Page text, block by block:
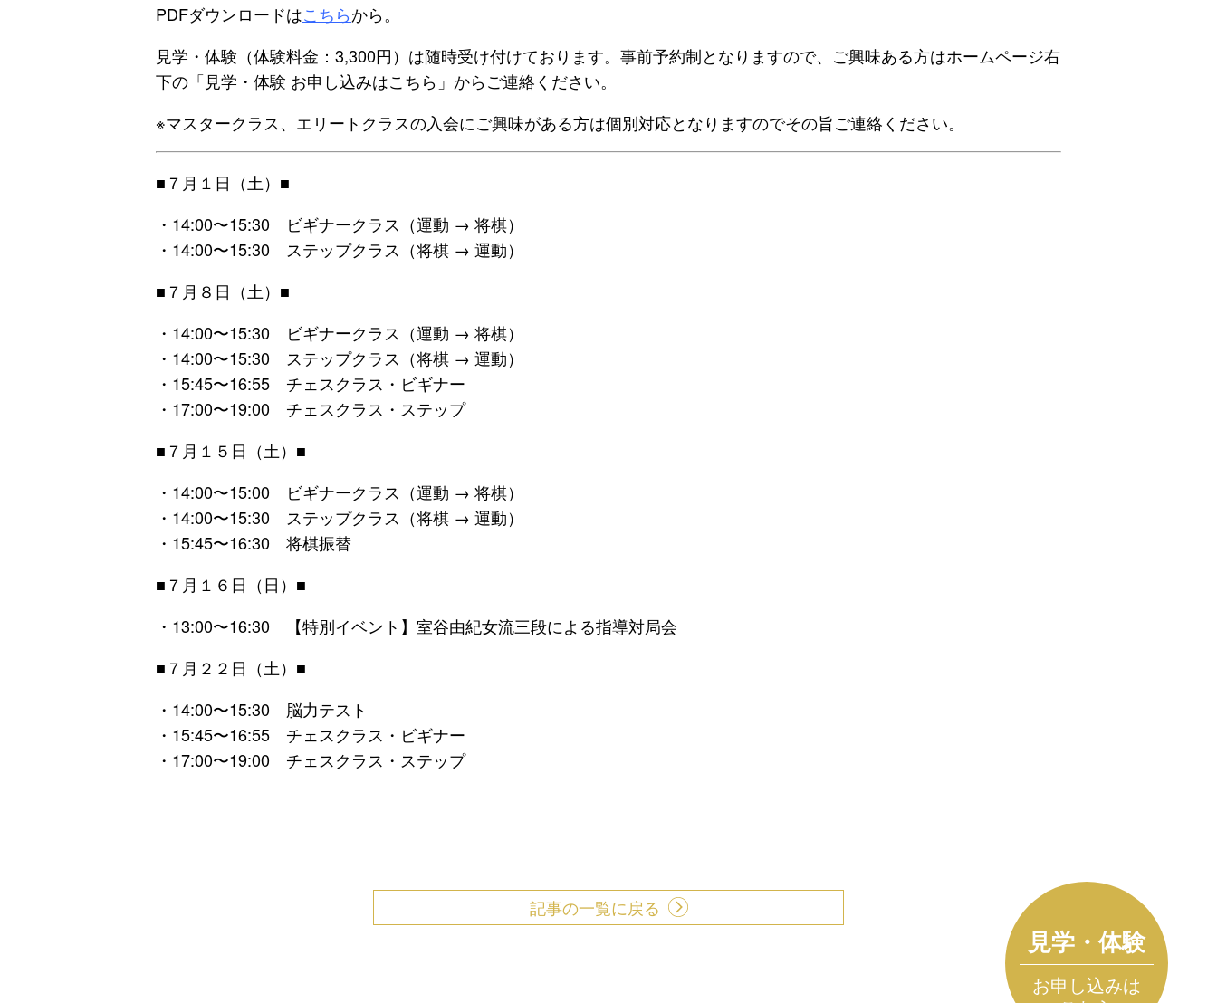
PDFダウンロードはこちらから。
見学・体験（体験料金：3,300円）は随時受け付けております。事前予約制となりますので、ご興味ある方はホームページ右
下の「見学・体験 お申し込みはこちら」からご連絡ください。
※マスタークラス、エリートクラスの入会にご興味がある方は個別対応となりますのでその旨ご連絡ください。
■７月１日（土）■
・14:00〜15:30 ビギナークラス（運動 → 将棋）
・14:00〜15:30 ステップクラス（将棋 → 運動）
■７月８日（土）■
・14:00〜15:30 ビギナークラス（運動 → 将棋）
・14:00〜15:30 ステップクラス（将棋 → 運動）
・15:45〜16:55 チェスクラス・ビギナー
・17:00〜19:00 チェスクラス・ステップ
■７月１５日（土）■
・14:00〜15:00 ビギナークラス（運動 → 将棋）
・14:00〜15:30 ステップクラス（将棋 → 運動）
・15:45〜16:30 将棋振替
■７月１６日（日）■
・13:00〜16:30 【特別イベント】室谷由紀女流三段による指導対局会
■７月２２日（土）■
・14:00〜15:30 脳力テスト
・15:45〜16:55 チェスクラス・ビギナー
・17:00〜19:00 チェスクラス・ステップ
記事の一覧に戻る
見学・体験
お申し込みは